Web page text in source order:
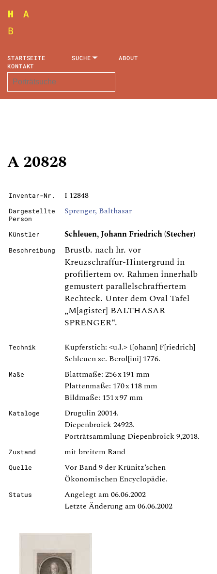
STARTSEITE SUCHE
ABOUT
KONTAKT
A 20828
Inventar-Nr. I 12848
Dargestellte
Person
Sprenger, Balthasar
Künstler Schleuen, Johann Friedrich (Stecher)
Beschreibung
Brustb. nach hr. vor
Kreuzschraffur-Hintergrund in
profiliertem ov. Rahmen innerhalb
gemustert parallelschraffiertem
Rechteck. Unter dem Oval Tafel
„M[agister] BALTHASAR
SPRENGER“.
Technik
Kupferstich: <u.l.> I[ohann] F[riedrich]
Schleuen sc. Berol[ini] 1776.
Maße
Blattmaße: 256 x 191 mm
Plattenmaße: 170 x 118 mm
Bildmaße: 151 x 97 mm
Kataloge
Drugulin 20014.
Diepenbroick 24923.
Porträtsammlung Diepenbroick 9,2018.
Zustand mit breitem Rand
Quelle
Vor Band 9 der Krünitz’schen
Ökonomischen Encyclopädie.
Status
Angelegt am 06.06.2002
Letzte Änderung am 06.06.2002